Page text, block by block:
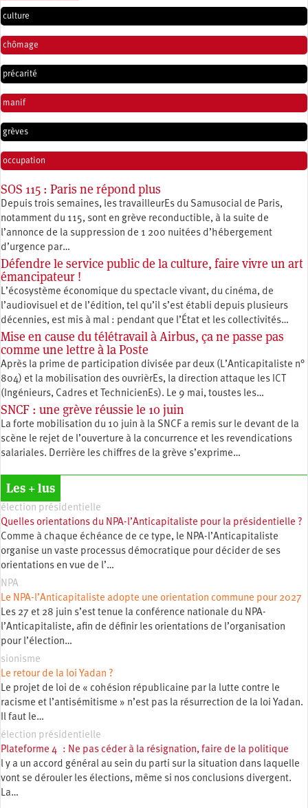
culture
chômage
précarité
manif
grèves
occupation
SOS 115 : Paris ne répond plus
Depuis trois semaines, les travailleurEs du Samusocial de Paris,
notamment du 115, sont en grève reconductible, à la suite de
l’annonce de la suppression de 1 200 nuitées d’hébergement
d’urgence par…
Défendre le service public de la culture, faire vivre un art
émancipateur !
L’écosystème économique du spectacle vivant, du cinéma, de
l’audiovisuel et de l’édition, tel qu’il s’est établi depuis plusieurs
décennies, est mis à mal : pendant que l’État et les collectivités…
Mise en cause du télétravail à Airbus, ça ne passe pas
comme une lettre à la Poste
Après la prime de participation divisée par deux (L’Anticapitaliste n°
804) et la mobilisation des ouvrièrEs, la direction attaque les ICT
(Ingénieurs, Cadres et TechnicienEs). Le 9 mai, toustes les…
SNCF : une grève réussie le 10 juin
La forte mobilisation du 10 juin à la SNCF a remis sur le devant de la
scène le rejet de l’ouverture à la concurrence et les revendications
salariales. Derrière les chiffres de la grève s’exprime…
Les + lus
élection présidentielle
Quelles orientations du NPA-l’Anticapitaliste pour la présidentielle ?
Comme à chaque échéance de ce type, le NPA-l’Anticapitaliste
organise un vaste processus démocratique pour décider de ses
orientations en vue de l’…
NPA
Le NPA-l’Anticapitaliste adopte une orientation commune pour 2027
Les 27 et 28 juin s’est tenue la conférence nationale du NPA-
l’Anticapitaliste, afin de définir les orientations de l’organisation
pour l’élection…
sionisme
Le retour de la loi Yadan ?
Le projet de loi de « cohésion républicaine par la lutte contre le
racisme et l’antisémitisme » n’est pas la résurrection de la loi Yadan.
Il faut le…
élection présidentielle
Plateforme 4 : Ne pas céder à la résignation, faire de la politique
l y a un accord général au sein du parti sur la situation dans laquelle
vont se dérouler les élections, même si nos conclusions divergent.
La…